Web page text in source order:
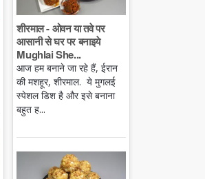
शीरमाल - ओवन या तवे पर
आसानी से घर पर बनाइये
Mughlai She...
आज हम बनाने जा रहे हैं, ईरान
की मशहूर, शीरमाल. ये मुगलई
स्पेशल डिश है और इसे बनाना
बहुत ह...